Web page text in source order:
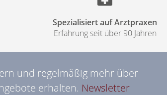
Spezialisiert auf Arztpraxen
Erfahrung seit über 90 Jahren
und regelmäßig mehr über
erhalten. Newsletter